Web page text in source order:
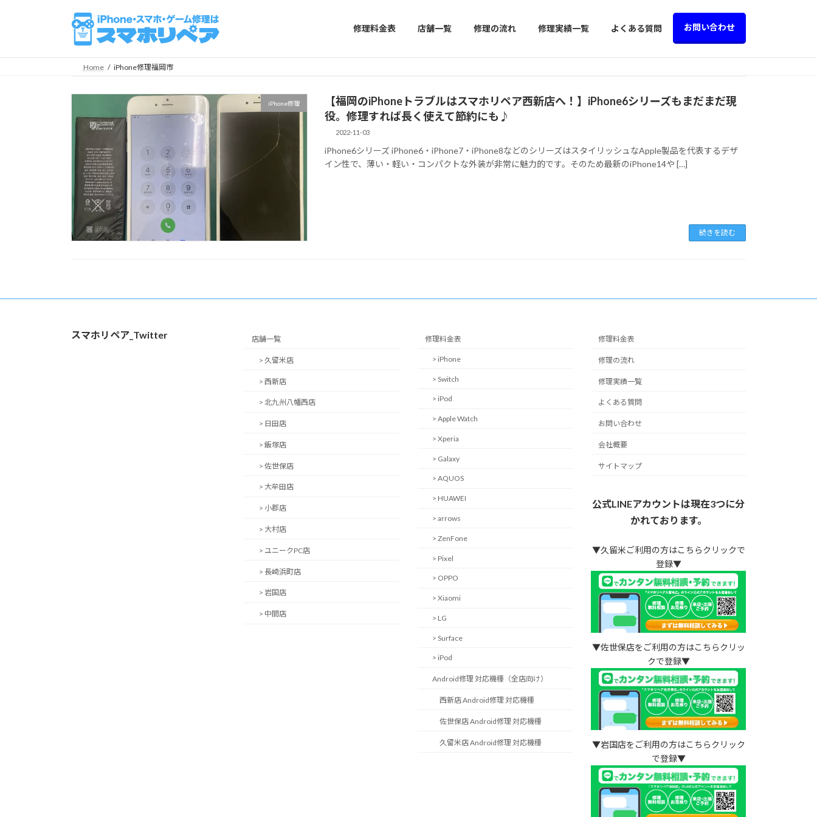
修理料金表 店舗一覧 修理の流れ 修理実績一覧 よくある質問 お問い合わせ
Home iPhone修理福岡市
iPhone修理
【福岡のiPhoneトラブルはスマホリペア西新店へ！】iPhone6シリーズもまだまだ現
役。修理すれば長く使えて節約にも♪
2022-11-03
iPhone6シリーズ iPhone6・iPhone7・iPhone8などのシリーズはスタイリッシュなApple製品を代表するデザ
イン性で、薄い・軽い・コンパクトな外装が非常に魅力的です。そのため最新のiPhone14や […]
続きを読む
スマホリペア_Twitter 店舗一覧
> 久留米店
> 西新店
> 北九州八幡西店
> 日田店
> 飯塚店
> 佐世保店
> 大牟田店
> 小郡店
> 大村店
> ユニークPC店
> 長崎浜町店
> 岩国店
> 中間店
修理料金表
> iPhone
> Switch
> iPod
> Apple Watch
> Xperia
> Galaxy
> AQUOS
> HUAWEI
> arrows
> ZenFone
> Pixel
> OPPO
> Xiaomi
> LG
> Surface
> iPod
Android修理 対応機種（全店向け）
西新店 Android修理 対応機種
佐世保店 Android修理 対応機種
久留米店 Android修理 対応機種
修理料金表
修理の流れ
修理実績一覧
よくある質問
お問い合わせ
会社概要
サイトマップ
公式LINEアカウントは現在3つに分
かれております。
▼久留米ご利用の方はこちらクリックで
登録▼
▼佐世保店をご利用の方はこちらクリッ
クで登録▼
▼岩国店をご利用の方はこちらクリック
で登録▼